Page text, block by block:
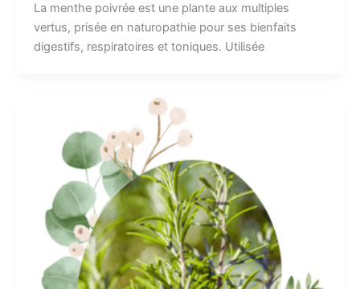
La menthe poivrée est une plante aux multiples
vertus, prisée en naturopathie pour ses bienfaits
digestifs, respiratoires et toniques. Utilisée